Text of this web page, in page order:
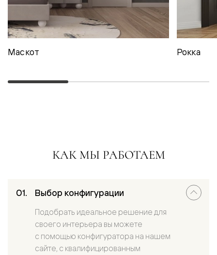
Маскот Рокка
КАК МЫ РАБОТАЕМ
Выбор конфигурации
Подобрать идеальное решение для
своего интерьера вы можете
с помощью конфигуратора на нашем
сайте, с квалифицированным